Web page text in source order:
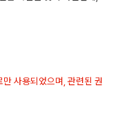
사용되었으며, 관련된 권